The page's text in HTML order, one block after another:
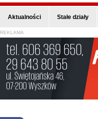
Aktualności Stałe działy
REKLAMA